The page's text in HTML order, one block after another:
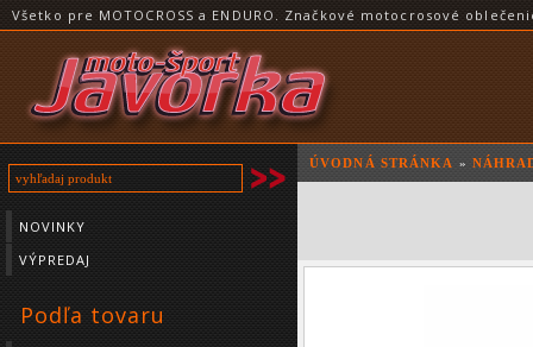
Všetko pre MOTOCROSS a ENDURO. Značkové motocrosové
NOVINKY
VÝPREDAJ
Podľa tovaru
ÚVODNÁ STRÁNKA »